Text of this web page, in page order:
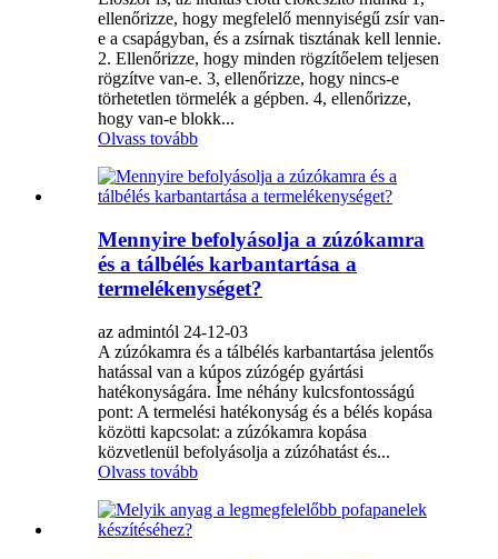
ellenőrizze, hogy megfelelő mennyiségű zsír van-
e a csapágyban, és a zsírnak tisztának kell lennie.
2. Ellenőrizze, hogy minden rögzítőelem teljesen
rögzítve van-e. 3, ellenőrizze, hogy nincs-e
törhetetlen törmelék a gépben. 4, ellenőrizze,
hogy van-e blokk...
Olvass tovább
Mennyire befolyásolja a zúzókamra
és a tálbélés karbantartása a
termelékenységet?
az admintól 24-12-03
A zúzókamra és a tálbélés karbantartása jelentős
hatással van a kúpos zúzógép gyártási
hatékonyságára. Íme néhány kulcsfontosságú
pont: A termelési hatékonyság és a bélés kopása
közötti kapcsolat: a zúzókamra kopása
közvetlenül befolyásolja a zúzóhatást és...
Olvass tovább